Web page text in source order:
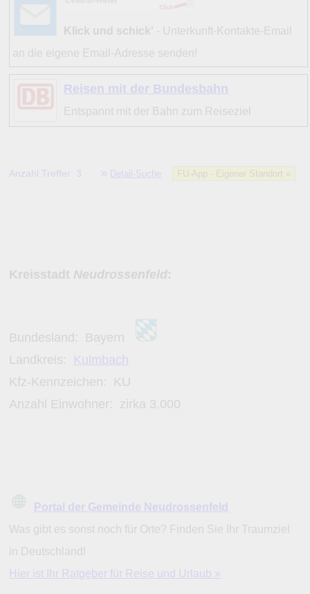
Klick und schick' - Unterkunft-Kontakte-Email
an die eigene Email-Adresse senden!
Reisen mit der Bundesbahn
Entspannt mit der Bahn zum Reiseziel
Anzahl Treffer: 3 » Detail-Suche FU-App - Eigener Standort »
Kreisstadt Neudrossenfeld:
Bundesland: Bayern
Landkreis: Kulmbach
Kfz-Kennzeichen: KU
Anzahl Einwohner: zirka 3.000
Portal der Gemeinde Neudrossenfeld
Was gibt es sonst noch für Orte? Finden Sie Ihr Traumziel
in Deutschland!
Hier ist Ihr Ratgeber für Reise und Urlaub »